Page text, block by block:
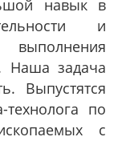
навык в
и
Наша задача
Выпустятся
по
с